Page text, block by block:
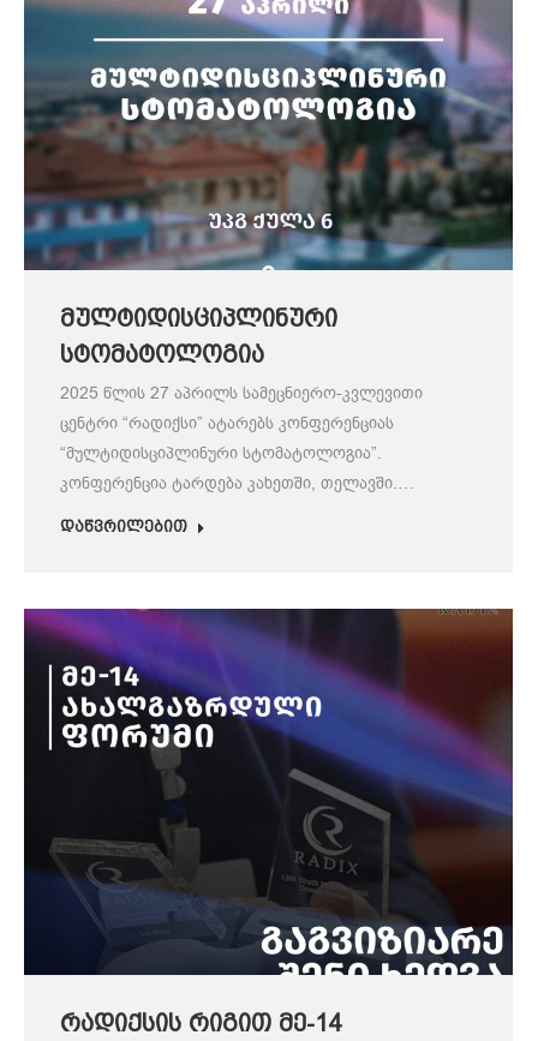
მულტიდისციპლინური
სტომატოლოგია
2025 წლის 27 აპრილს სამეცნიერო-კვლევითი
ცენტრი “რადიქსი” ატარებს კონფერენციას
“მულტიდისციპლინური სტომატოლოგია”.
კონფერენცია ტარდება კახეთში, თელავში.…
დაწვრილებით
რადიქსის რიგით მე-14